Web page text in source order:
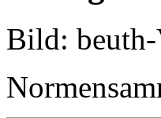
Bild: beuth-